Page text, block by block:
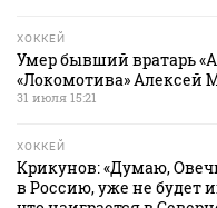
ХОККЕЙ
Умер бывший вратарь
«Локомотива» Алексей
31 июля 15:21
ХОККЕЙ
Крикунов: «Думаю,
в Россию, уже не будет